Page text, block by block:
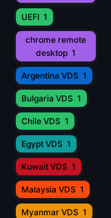
UEFI 1
chrome remote
desktop 1
Argentina VDS 1
Bulgaria VDS 1
Chile VDS 1
Egypt VDS 1
Kuwait VDS 1
Malaysia VDS 1
Myanmar VDS 1